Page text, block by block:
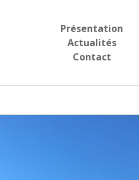
Présentation
Actualités
Contact